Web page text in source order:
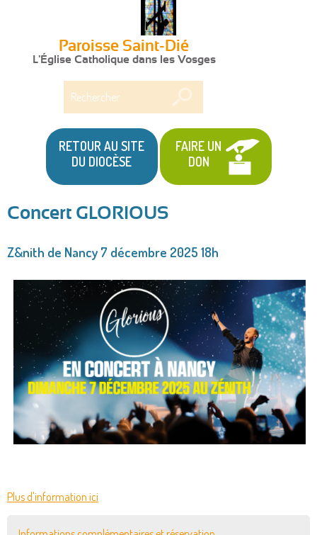
Paroisse Saint-Dié
L'Église Catholique dans les Vosges
RETOUR AU SITE
DU DIOCÈSE
FAIRE UN
DON
êtes
ici
Concert GLORIOUS
Z&nith de Nancy 7 décembre 2025 18h
Plus d'information ici